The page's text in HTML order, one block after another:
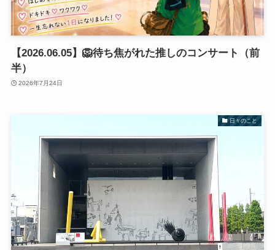
【2026.06.05】🦁待ち焦がれた推しのコンサート（前
半）
2026年7月24日
日々のこと